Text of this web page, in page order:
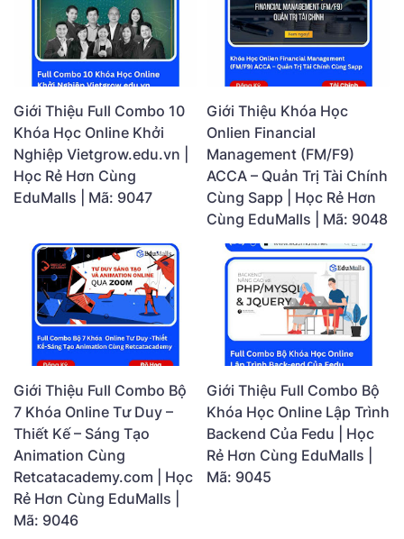
Giới Thiệu Full Combo 10
Khóa Học Online Khởi
Nghiệp Vietgrow.edu.vn |
Học Rẻ Hơn Cùng
EduMalls | Mã: 9047
Giới Thiệu Khóa Học
Onlien Financial
Management (FM/F9)
ACCA – Quản Trị Tài Chính
Cùng Sapp | Học Rẻ Hơn
Cùng EduMalls | Mã: 9048
Giới Thiệu Full Combo Bộ
7 Khóa Online Tư Duy –
Thiết Kế – Sáng Tạo
Animation Cùng
Retcatacademy.com | Học
Rẻ Hơn Cùng EduMalls |
Mã: 9046
Giới Thiệu Full Combo Bộ
Khóa Học Online Lập Trình
Backend Của Fedu | Học
Rẻ Hơn Cùng EduMalls |
Mã: 9045